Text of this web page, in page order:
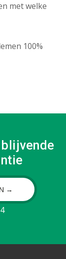
met welke
100%
→